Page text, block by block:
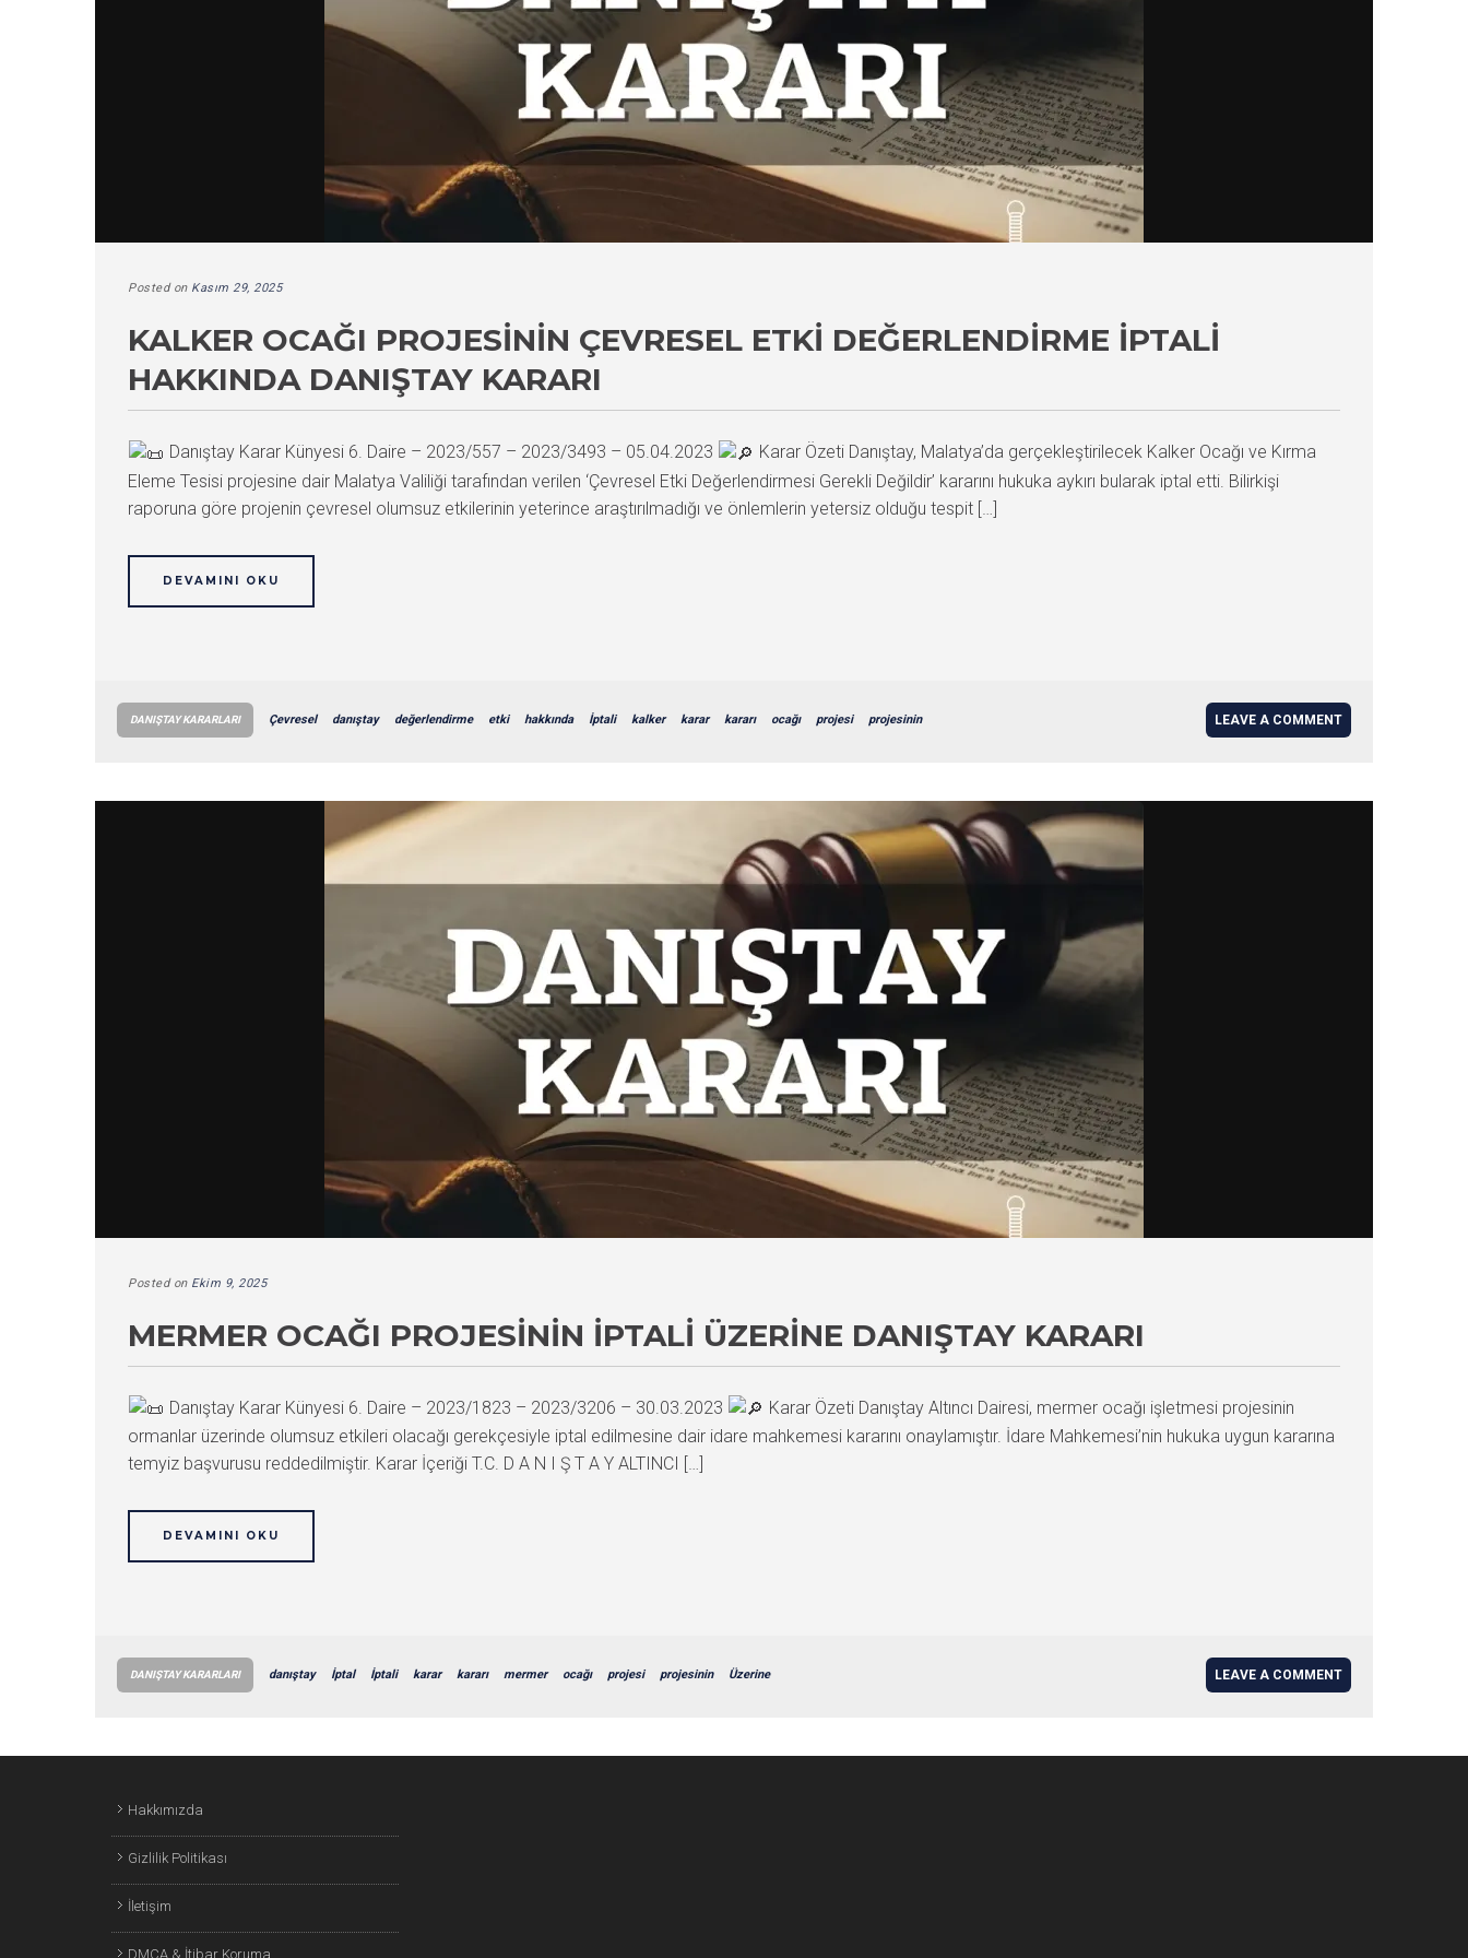
Posted on Kasım 29, 2025
KALKER OCAĞI PROJESININ ÇEVRESEL ETKI DEĞERLENDIRME İPTALI
HAKKINDA DANIŞTAY KARARI
Danıştay Karar Künyesi 6. Daire – 2023/557 – 2023/3493 – 05.04.2023
Karar Özeti Danıştay, Malatya’da gerçekleştirilecek Kalker Ocağı ve Kırma
Eleme Tesisi projesine dair Malatya Valiliği tarafından verilen ‘Çevresel Etki Değerlendirmesi Gerekli Değildir’ kararını hukuka aykırı bularak iptal etti. Bilirkişi
raporuna göre projenin çevresel olumsuz etkilerinin yeterince araştırılmadığı ve önlemlerin yetersiz olduğu tespit […]
DEVAMINI OKU
DANIŞTAY KARARLARI Çevresel danıştay değerlendirme etki hakkında İptali kalker karar kararı ocağı projesi projesinin LEAVE A COMMENT
Posted on Ekim 9, 2025
MERMER OCAĞI PROJESININ İPTALI ÜZERINE DANIŞTAY KARARI
Danıştay Karar Künyesi 6. Daire – 2023/1823 – 2023/3206 – 30.03.2023
Karar Özeti Danıştay Altıncı Dairesi, mermer ocağı işletmesi projesinin
ormanlar üzerinde olumsuz etkileri olacağı gerekçesiyle iptal edilmesine dair idare mahkemesi kararını onaylamıştır. İdare Mahkemesi’nin hukuka uygun kararına
temyiz başvurusu reddedilmiştir. Karar İçeriği T.C. D A N I Ş T A Y ALTINCI […]
DEVAMINI OKU
DANIŞTAY KARARLARI danıştay İptal İptali karar kararı mermer ocağı projesi projesinin Üzerine LEAVE A COMMENT
Hakkımızda
Gizlilik Politikası
İletişim
DMCA & İtibar Koruma